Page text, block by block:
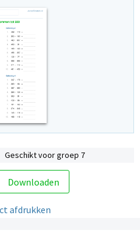
voor groep 7
Downloaden
afdrukken